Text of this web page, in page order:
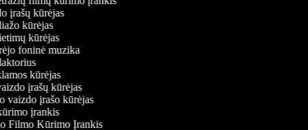
įrašų kūrėjas
kūrėjas
kūrėjas
foninė muzika
kūrėjas
įrašų kūrėjas
vaizdo įrašo kūrėjas
įrankis
Filmo Kūrimo Įrankis